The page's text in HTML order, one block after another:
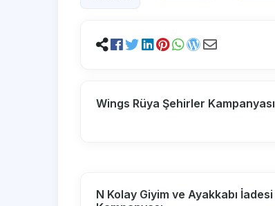
Wings Rüya Şehirler Kampanyası
N Kolay Giyim ve Ayakkabı İadesi